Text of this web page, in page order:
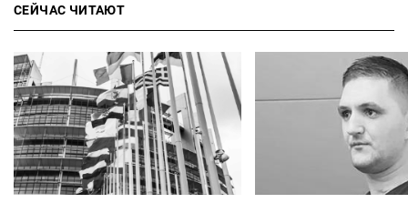
СЕЙЧАС ЧИТАЮТ